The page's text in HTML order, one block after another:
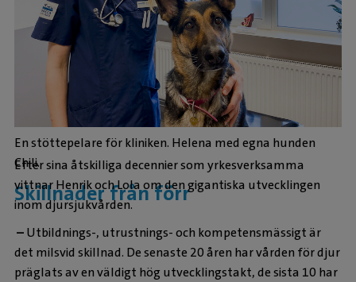
En stöttepelare för kliniken. Helena med egna hunden
Chili.
Skillnader från förr
Efter sina åtskilliga decennier som yrkesverksamma
vittnar Henrik och Lola om den gigantiska utvecklingen
inom djursjukvården.
–Utbildnings-, utrustnings- och kompetensmässigt är
det milsvid skillnad. De senaste 20 åren har vården för djur
präglats av en väldigt hög utvecklingstakt, de sista 10 har